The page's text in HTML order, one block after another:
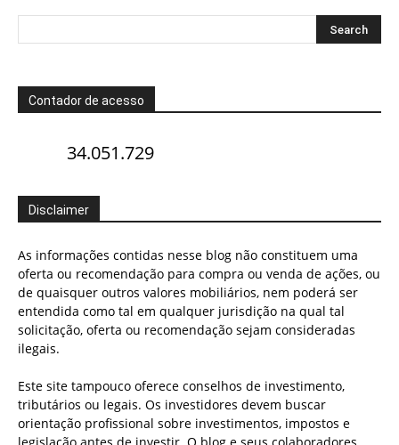
Contador de acesso
34.051.729
Disclaimer
As informações contidas nesse blog não constituem uma
oferta ou recomendação para compra ou venda de ações, ou
de quaisquer outros valores mobiliários, nem poderá ser
entendida como tal em qualquer jurisdição na qual tal
solicitação, oferta ou recomendação sejam consideradas
ilegais.
Este site tampouco oferece conselhos de investimento,
tributários ou legais. Os investidores devem buscar
orientação profissional sobre investimentos, impostos e